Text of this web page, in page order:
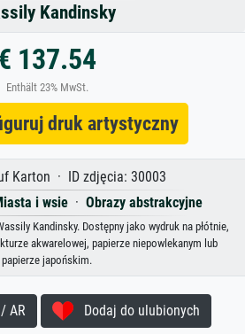
Kandinsky
137.54
Enthält 23% MwSt.
druk artystyczny
Karton · ID zdjęcia: 30003
i wsie· Obrazy abstrakcyjne
Kandinsky. Dostępny jako wydruk na płótnie,
akwarelowej, papierze niepowlekanym lub
papierze japońskim.
AR Dodaj do ulubionych